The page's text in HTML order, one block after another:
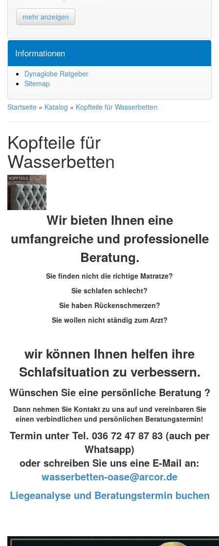
mehr anzeigen
Informationen
Dynaglobe Ratgeber
Sitemap
Startseite » Katalog » Kopfteile für Wasserbetten
Kopfteile für
Wasserbetten
Wir bieten Ihnen eine
umfangreiche und professionelle
Beratung.
Sie finden nicht die richtige Matratze?
Sie schlafen schlecht?
Sie haben Rückenschmerzen?
Sie wollen nicht ständig zum Arzt?
wir können Ihnen helfen ihre
Schlafsituation zu verbessern.
Wünschen Sie eine persönliche Beratung ?
Dann nehmen Sie Kontakt zu uns auf und vereinbaren Sie
einen verbindlichen und persönlichen Beratungstermin!
Termin unter Tel. 036 72 47 87 83 (auch per
Whatsapp)
oder schreiben Sie uns eine E-Mail an:
wasserbetten-oase@arcor.de
Liegeanalyse und Beratungstermin buchen